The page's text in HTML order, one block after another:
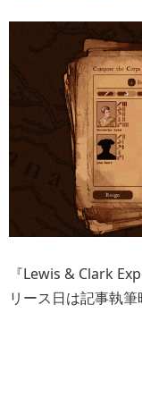
『Lewis & Clark
リース日は記事執筆